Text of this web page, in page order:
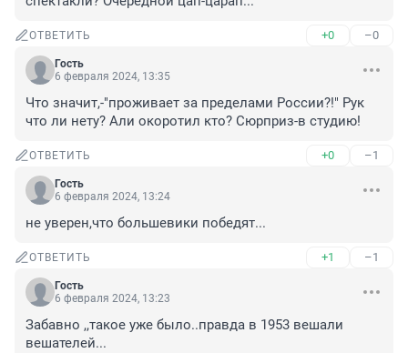
ОТВЕТИТЬ +0 –0
Гость
6 февраля 2024, 13:35
Что значит,-"проживает за пределами России?!" Рук
что ли нету? Али окоротил кто? Сюрприз-в студию!
ОТВЕТИТЬ +0 –1
Гость
6 февраля 2024, 13:24
не уверен,что большевики победят...
ОТВЕТИТЬ +1 –1
Гость
6 февраля 2024, 13:23
Забавно ,,такое уже было..правда в 1953 вешали
вешателей...